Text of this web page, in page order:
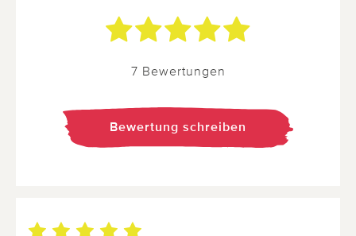
7 Bewertungen
Bewertung schreiben